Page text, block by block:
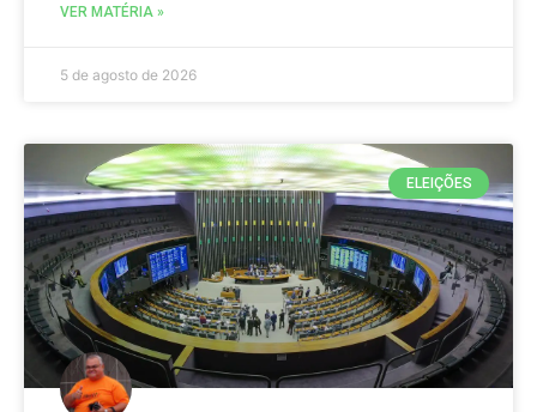
VER MATÉRIA »
5 de agosto de 2026
ELEIÇÕES